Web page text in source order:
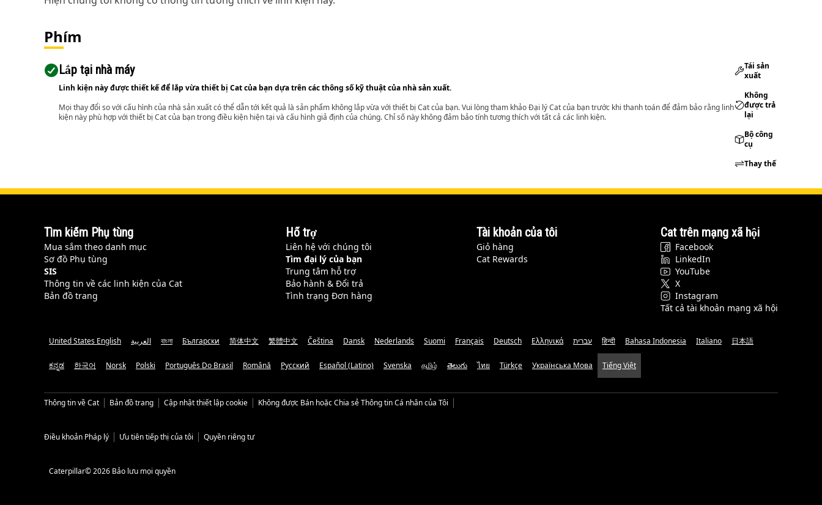
Phím
Lắp tại nhà máy
Linh kiện này được thiết kế để lắp vừa thiết bị Cat của bạn dựa trên các thông số kỹ thuật của nhà sản xuất.
Mọi thay đổi so với cấu hình của nhà sản xuất có thể dẫn tới kết quả là sản phẩm không lắp vừa với thiết bị Cat của bạn. Vui lòng tham khảo Đại lý Cat của bạn trước khi thanh toán để đảm bảo rằng linh
kiện này phù hợp với thiết bị Cat của bạn trong điều kiện hiện tại và cấu hình giả định của chúng. Chỉ số này không đảm bảo tính tương thích với tất cả các linh kiện.
Tái sản
xuất
Không
được trả
lại
Bộ công
cụ
Thay thế
Tìm kiếm Phụ tùng
Mua sắm theo danh mục
Sơ đồ Phụ tùng
SIS
Thông tin về các linh kiện của Cat
Bản đồ trang
Hỗ trợ
Liên hệ với chúng tôi
Tìm đại lý của bạn
Trung tâm hỗ trợ
Bảo hành & Đổi trả
Tình trạng Đơn hàng
Tài khoản của tôi
Giỏ hàng
Cat Rewards
Cat trên mạng xã hội
Facebook
LinkedIn
YouTube
X
Instagram
Tất cả tài khoản mạng xã hội
United States English العربية বাংলা Български 简体中文 繁體中文 Čeština Dansk Nederlands Suomi Français Deutsch Ελληνικά עברית हिन्दी Bahasa Indonesia Italiano 日本語
ಕನ್ನಡ 한국어 Norsk Polski Português Do Brasil Română Русский Español (Latino) Svenska தமிழ் తెలుగు ไทย Türkçe Українська Мова Tiếng Việt
Thông tin về Cat Bản đồ trang Cập nhật thiết lập cookie Không được Bán hoặc Chia sẻ Thông tin Cá nhân của Tôi
Điều khoản Pháp lý Ưu tiên tiếp thị của tôi Quyền riêng tư
Caterpillar© 2026 Bảo lưu mọi quyền